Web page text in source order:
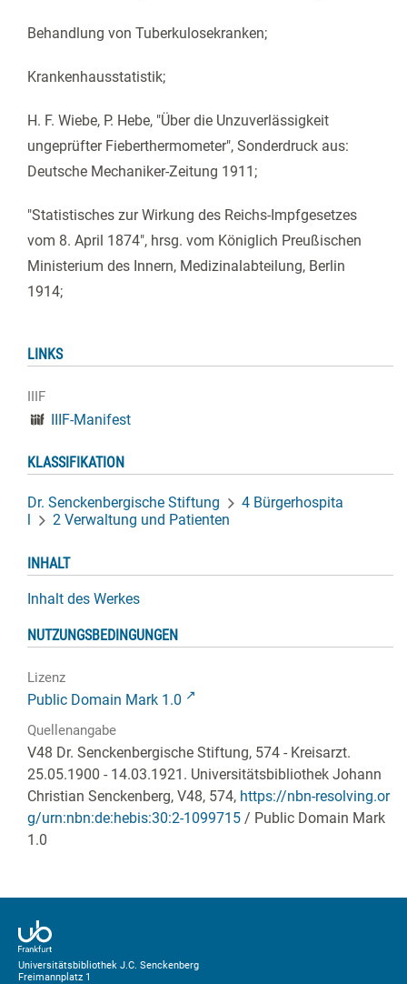
Behandlung von Tuberkulosekranken;
Krankenhausstatistik;
H. F. Wiebe, P. Hebe, "Über die Unzuverlässigkeit
ungeprüfter Fieberthermometer", Sonderdruck aus:
Deutsche Mechaniker-Zeitung 1911;
"Statistisches zur Wirkung des Reichs-Impfgesetzes
vom 8. April 1874", hrsg. vom Königlich Preußischen
Ministerium des Innern, Medizinalabteilung, Berlin
1914;
LINKS
IIIF
IIIF-Manifest
KLASSIFIKATION
Dr. Senckenbergische Stiftung
4 Bürgerhospita
l
2 Verwaltung und Patienten
INHALT
Inhalt des Werkes
NUTZUNGSBEDINGUNGEN
Lizenz
Public Domain Mark 1.0
Quellenangabe
V48 Dr. Senckenbergische Stiftung, 574 - Kreisarzt.
25.05.1900 - 14.03.1921. Universitätsbibliothek Johann
Christian Senckenberg, V48, 574, https://nbn-resolving.or
g/urn:nbn:de:hebis:30:2-1099715 / Public Domain Mark
1.0
Universitätsbibliothek J.C. Senckenberg
Freimannplatz 1